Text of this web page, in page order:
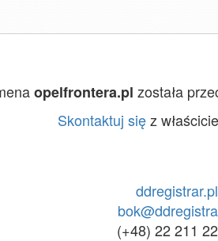
opelfrontera.pl została
Skontaktuj sięz
ddregistrar.pl
(+48) 22 211